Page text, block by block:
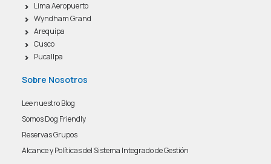
Lima Aeropuerto
Wyndham Grand
Arequipa
Cusco
Pucallpa
Sobre Nosotros
Lee nuestro Blog
Somos Dog Friendly
Reservas Grupos
Alcance y Políticas del Sistema Integrado de Gestión